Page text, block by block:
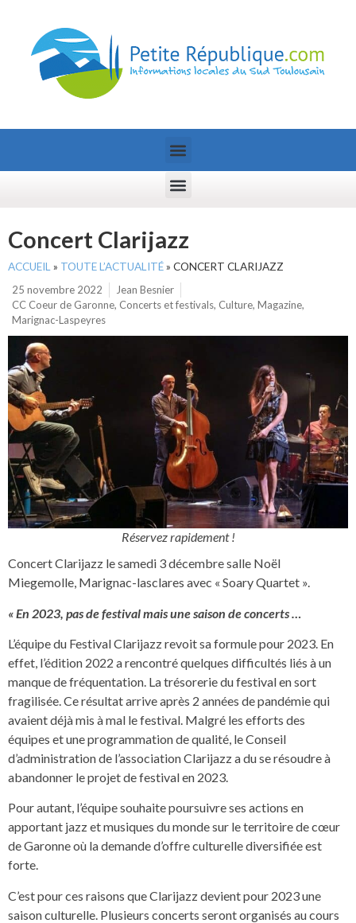
Concert Clarijazz
ACCUEIL » TOUTE L’ACTUALITÉ» CONCERT CLARIJAZZ
25 novembre 2022
Jean Besnier
CC Coeur de Garonne, Concerts et festivals, Culture, Magazine,
Marignac-Laspeyres
Réservez rapidement !
Concert Clarijazz le samedi 3 décembre salle Noël
Miegemolle, Marignac-lasclares avec « Soary Quartet ».
« En 2023, pas de festival mais une saison de concerts …
L’équipe du Festival Clarijazz revoit sa formule pour 2023. En
effet, l’édition 2022 a rencontré quelques difficultés liés à un
manque de fréquentation. La trésorerie du festival en sort
fragilisée. Ce résultat arrive après 2 années de pandémie qui
avaient déjà mis à mal le festival. Malgré les efforts des
équipes et une programmation de qualité, le Conseil
d’administration de l’association Clarijazz a du se résoudre à
abandonner le projet de festival en 2023.
Pour autant, l’équipe souhaite poursuivre ses actions en
apportant jazz et musiques du monde sur le territoire de cœur
de Garonne où la demande d’offre culturelle diversifiée est
forte.
C’est pour ces raisons que Clarijazz devient pour 2023 une
saison culturelle. Plusieurs concerts seront organisés au cours